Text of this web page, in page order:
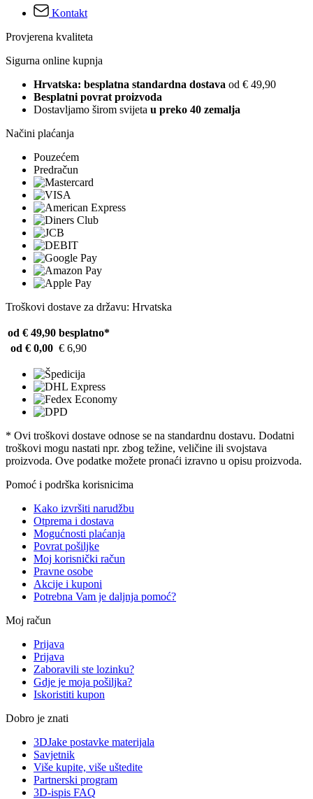
Kontakt
Provjerena kvaliteta
Sigurna online kupnja
Hrvatska: besplatna standardna dostava od € 49,90
Besplatni povrat proizvoda
Dostavljamo širom svijeta u preko 40 zemalja
Načini plaćanja
Pouzećem
Predračun
Troškovi dostave za državu: Hrvatska
od € 49,90 besplatno*
od € 0,00 € 6,90
* Ovi troškovi dostave odnose se na standardnu ​​dostavu. Dodatni
troškovi mogu nastati npr. zbog težine, veličine ili svojstava
proizvoda. Ove podatke možete pronaći izravno u opisu proizvoda.
Pomoć i podrška korisnicima
Kako izvršiti narudžbu
Otprema i dostava
Mogućnosti plaćanja
Povrat pošiljke
Moj korisnički račun
Pravne osobe
Akcije i kuponi
Potrebna Vam je daljnja pomoć?
Moj račun
Prijava
Prijava
Zaboravili ste lozinku?
Gdje je moja pošiljka?
Iskoristiti kupon
Dobro je znati
3DJake postavke materijala
Savjetnik
Više kupite, više uštedite
Partnerski program
3D-ispis FAQ